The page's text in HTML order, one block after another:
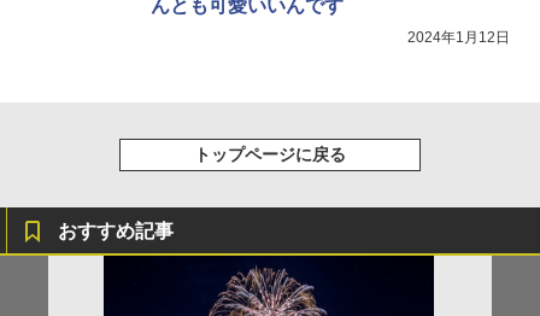
んとも可愛いいんです
2024年1月12日
トップページに戻る
おすすめ記事